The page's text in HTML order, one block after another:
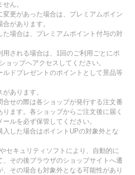
ん。
更があった場合は、プレミアムポイン
があります。
場合は、プレミアムポイント付与の対
用される場合は、1回のご利用ごとにポ
ョップへアクセスしてください。
ルドプレゼントのポイントとして景品等
あります。
合せの際は各ショップが発行する注文番
ます。各ショップからご注文後に届く
ルを必ず保管してください。
した場合はポイントUPの対象外とな
セキュリティソフトにより、自動的に
、その後ブラウザのショップサイトへ遷
その場合も対象外となる可能性があり